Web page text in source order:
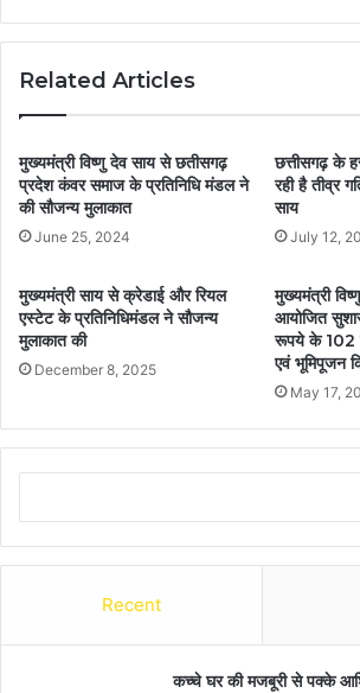
Related Articles
मुख्यमंत्री विष्णु देव साय से छतीसगढ़
प्रदेश कंवर समाज के प्रतिनिधि मंडल ने
की सौजन्य मुलाकात
June 25, 2024
छत्तीसगढ़ के
रही है तीव्र
साय
July 12,
मुख्यमंत्री साय से क्रेडाई और रियल
एस्टेट के प्रतिनिधिमंडल ने सौजन्य
मुलाकात की
December 8, 2025
मुख्यमंत्री
आयोजित
रूपये के 102
एवं भूमिपूजन
May 17,
Recent
कच्चे घर की मजबूरी से पक्के